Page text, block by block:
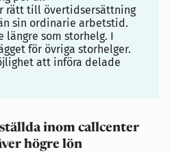
rätt till övertidsersättning
sin ordinarie arbetstid.
längre som storhelg. I
för övriga storhelger.
att införa delade
inom callcenter
högre lön